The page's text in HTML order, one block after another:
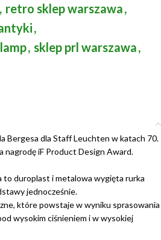
, retro sklep warszawa,
,
, sklep prl warszawa,
Bergesa dla Staff Leuchten w katach 70.
nagrodę iF Product Design Award.
to duroplast i metalowa wygięta rurka
jednocześnie.
które powstaje w wyniku sprasowania
wysokim ciśnieniem i w wysokiej